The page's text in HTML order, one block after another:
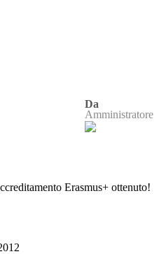
Da
Amministratore
Erasmus+ ottenuto!